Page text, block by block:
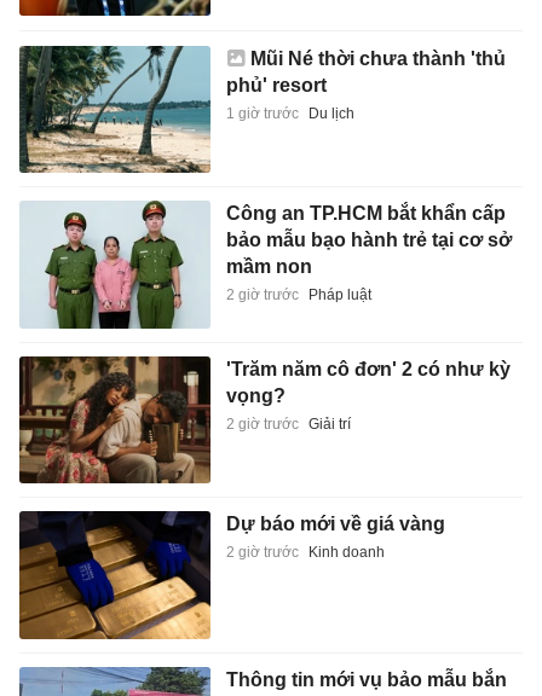
Công an TP.HCM bắt khẩn cấp
bảo mẫu bạo hành trẻ tại cơ sở
mầm non
'Trăm năm cô đơn' 2 có như kỳ
vọng?
2 giờ trước Giải trí
Dự báo mới về giá vàng
2 giờ trước
Thông tin mới vụ bảo mẫu bắn
dây thun vào lòng bàn chân trẻ
Hiện tượng chỉ có một ở làng